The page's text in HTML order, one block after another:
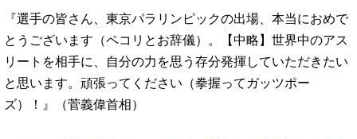
『選手の皆さん、東京パラリンピックの出場、本当におめで
とうございます（ペコリとお辞儀）。【中略】世界中のアス
リートを相手に、自分の力を思う存分発揮していただきたい
と思います。頑張ってください（拳握ってガッツポー
ズ）！』（菅義偉首相）